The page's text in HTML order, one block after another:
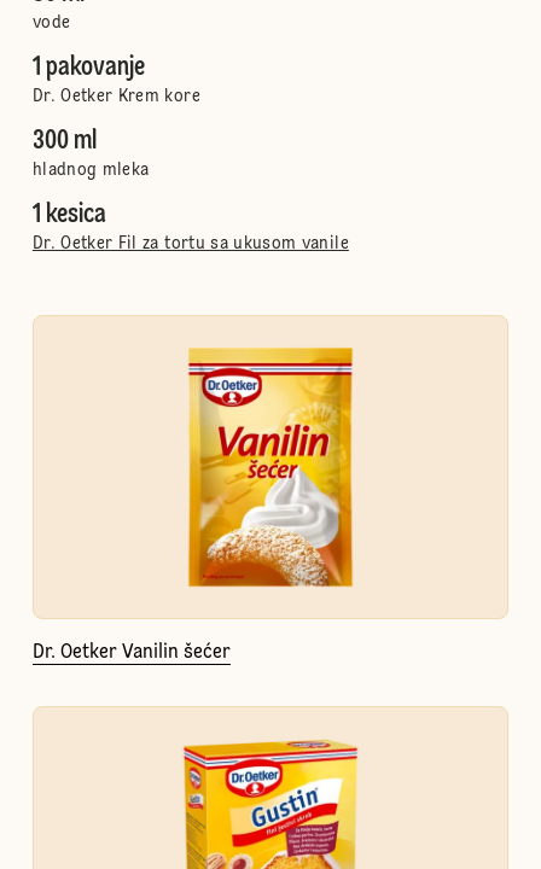
vode
1 pakovanje
Dr. Oetker Krem kore
300 ml
hladnog mleka
1 kesica
Dr. Oetker Fil za tortu sa ukusom vanile
Dr. Oetker Vanilin šećer